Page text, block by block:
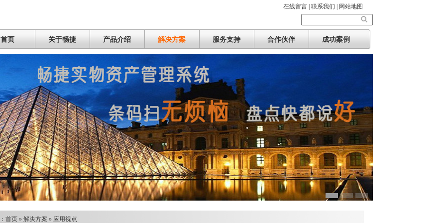
在线留言 | 联系我们 | 网站地图
首页 关于畅捷 产品介绍 解决方案 服务支持 合作伙伴 成功案例
首页 » 解决方案 » 应用视点